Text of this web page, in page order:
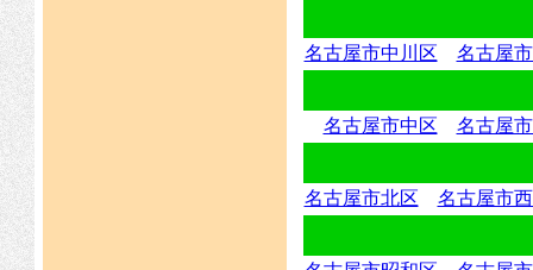
名古屋市中川区 名古屋
名古屋市中区 名古屋
名古屋市北区 名古屋市